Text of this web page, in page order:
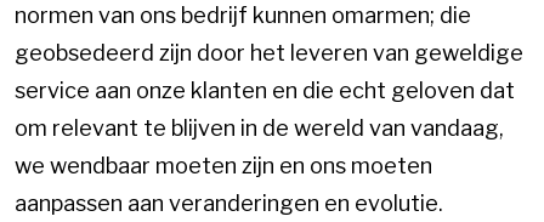
normen van ons bedrijf kunnen omarmen; die
geobsedeerd zijn door het leveren van geweldige
service aan onze klanten en die echt geloven dat
om relevant te blijven in de wereld van vandaag,
we wendbaar moeten zijn en ons moeten
aanpassen aan veranderingen en evolutie.